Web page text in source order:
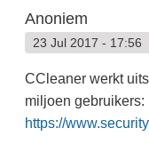
Anoniem
23 Jul 2017 - 17:56
CCleaner werkt
miljoen gebruikers:
https://